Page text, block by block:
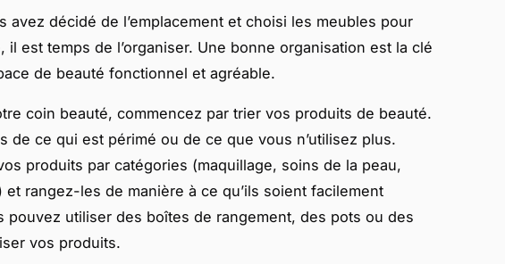
avez décidé de l’emplacement et choisi les meubles pour
il est temps de l’organiser. Une bonne organisation est la clé
de beauté fonctionnel et agréable.
coin beauté, commencez par trier vos produits de beauté.
de ce qui est périmé ou de ce que vous n’utilisez plus.
produits par catégories (maquillage, soins de la peau,
rangez-les de manière à ce qu’ils soient facilement
pouvez utiliser des boîtes de rangement, des pots ou des
vos produits.